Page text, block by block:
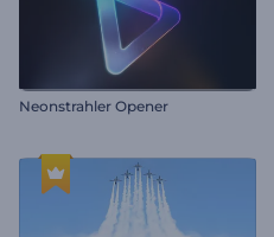
Neonstrahler Opener